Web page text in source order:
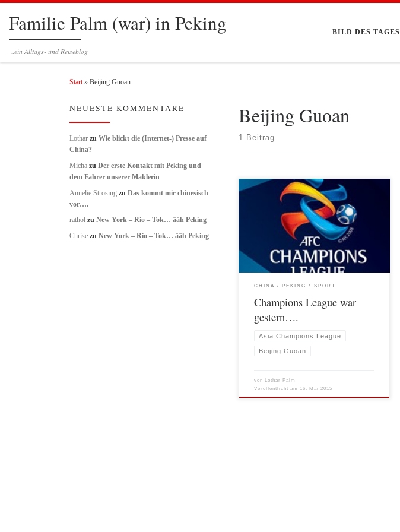
Zum Inhalt springen
Familie Palm (war) in Peking
…ein Alltags- und Reiseblog
BILD DES TAGES
Start » Beijing Guoan
Beijing Guoan
1 Beitrag
…jetzt ist Asia Champions League (AFC
Webseite) angesagt! Vorbereitung: Bevor es
ins Stadion geht, heißt es an eines der
begehrten Tickets zu gelangen. Obwohl das
Workers Stadium ein Fassungvermögen von
ca. 66.000 Zuschauer hat und Fußball nicht zu
den Top Sportevents in China gehört, muss
man im Vorverkauf um die Tickets […]
CHINA PEKING SPORT
Champions League war
gestern….
Asia Champions League
Beijing Guoan
von Lothar Palm
Veröffentlicht am 16. Mai 2015
NEUESTE KOMMENTARE
Lothar zu Wie blickt die (Internet-) Presse auf
China?
Micha zu Der erste Kontakt mit Peking und
dem Fahrer unserer Maklerin
Annelie Strosing zu Das kommt mir chinesisch
vor….
rathol zu New York – Rio – Tok… ääh Peking
Chrise zu New York – Rio – Tok… ääh Peking